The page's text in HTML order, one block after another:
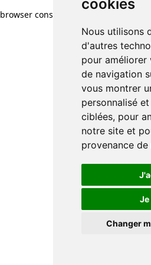
cookies
Nous utilisons
d'autres
pour améliorer
de navigation
vous montrer
personnalisé
ciblées, pour
notre site et
provenance
Changer
browser console for more information)